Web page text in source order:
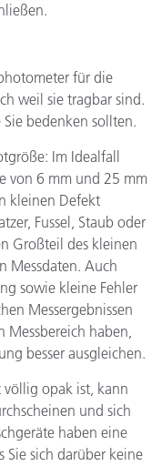
für die
weil sie tragbar sind.
bedenken sollten.
Im Idealfall
von 6 mm und 25 mm
kleinen Defekt
Fussel, Staub oder
Großteil des kleinen
Messdaten. Auch
sowie kleine Fehler
Messergebnissen
Messbereich haben,
besser ausgleichen.
opak ist, kann
und sich
haben eine
sich darüber keine